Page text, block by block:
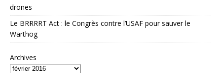
drones
Le BRRRRT Act : le Congrès contre l’USAF pour sauver le
Warthog
Archives